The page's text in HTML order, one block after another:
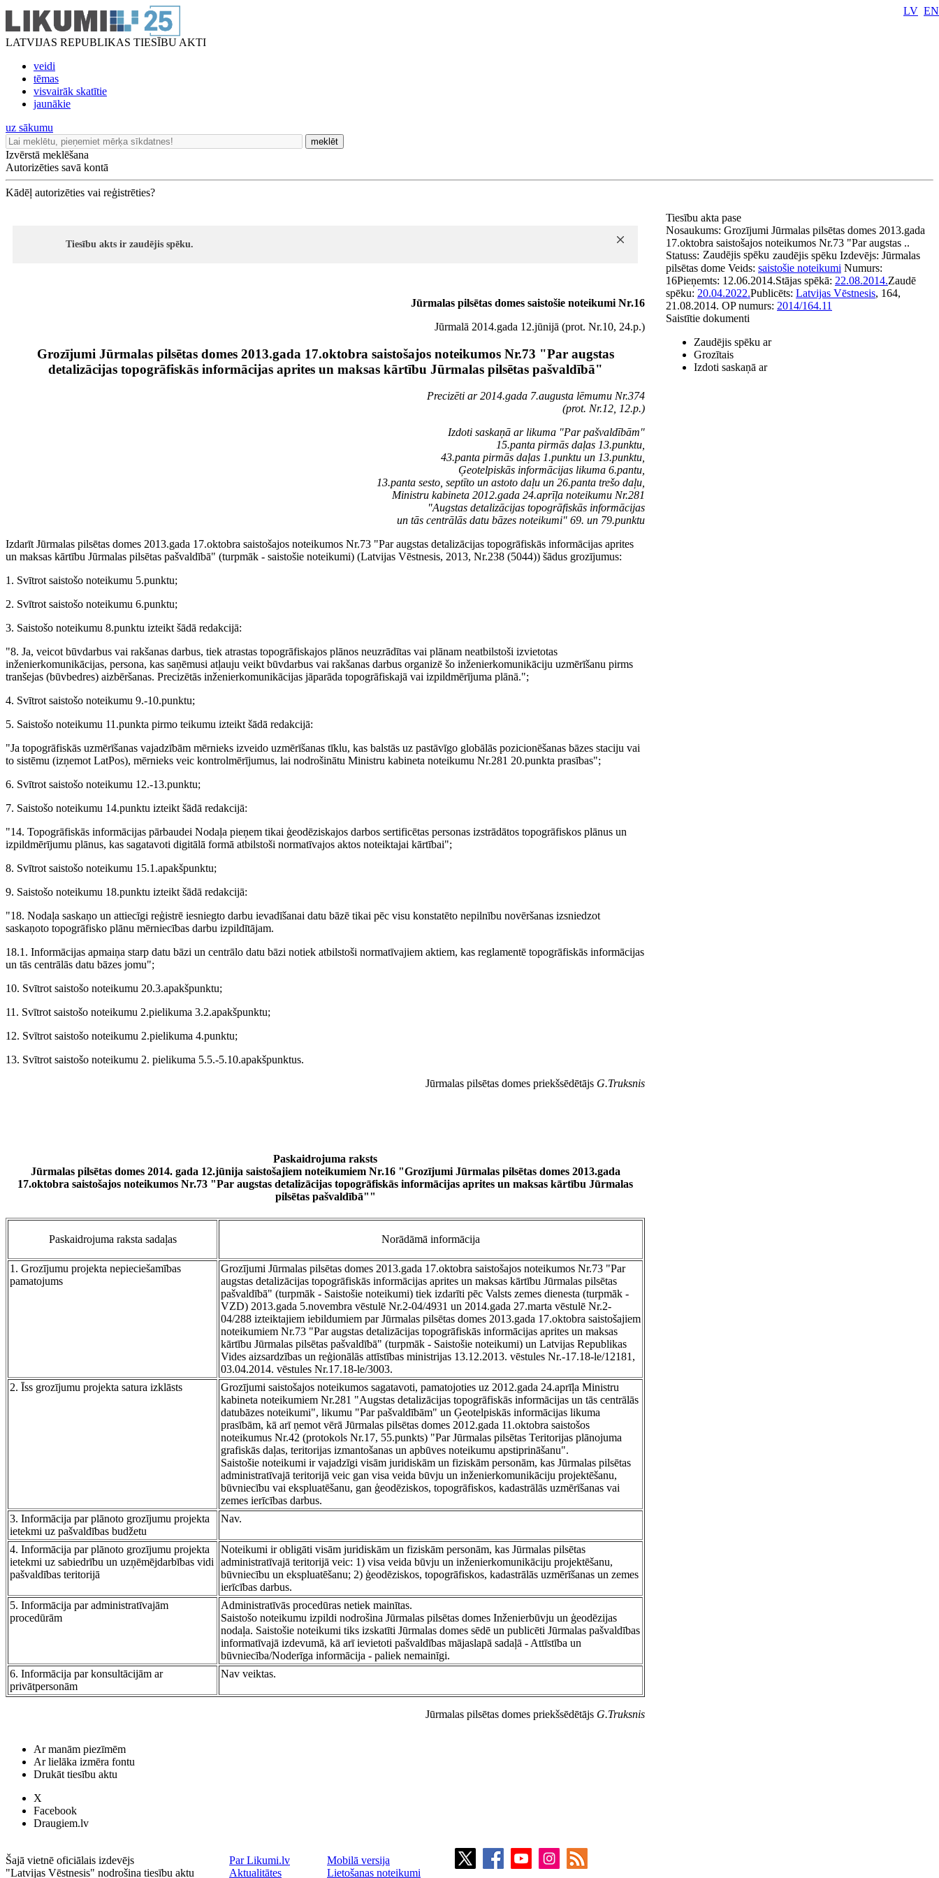
LATVIJAS REPUBLIKAS TIESĪBU AKTI
veidi
tēmas
visvairāk skatītie
jaunākie
LV EN
uz sākumu
meklēt
Izvērstā meklēšana
Autorizēties savā kontā
Kādēļ autorizēties vai reģistrēties?
Tiesību akts ir zaudējis spēku.
Jūrmalas pilsētas domes saistošie noteikumi Nr.16
Jūrmalā 2014.gada 12.jūnijā (prot. Nr.10, 24.p.)
Grozījumi Jūrmalas pilsētas domes 2013.gada 17.oktobra saistošajos noteikumos Nr.73 "Par augstas
detalizācijas topogrāfiskās informācijas aprites un maksas kārtību Jūrmalas pilsētas pašvaldībā"
Precizēti ar 2014.gada 7.augusta lēmumu Nr.374
(prot. Nr.12, 12.p.)
Izdoti saskaņā ar likuma "Par pašvaldībām"
15.panta pirmās daļas 13.punktu,
43.panta pirmās daļas 1.punktu un 13.punktu,
Ģeotelpiskās informācijas likuma 6.pantu,
13.panta sesto, septīto un astoto daļu un 26.panta trešo daļu,
Ministru kabineta 2012.gada 24.aprīļa noteikumu Nr.281
"Augstas detalizācijas topogrāfiskās informācijas
un tās centrālās datu bāzes noteikumi" 69. un 79.punktu
Izdarīt Jūrmalas pilsētas domes 2013.gada 17.oktobra saistošajos noteikumos Nr.73 "Par augstas detalizācijas topogrāfiskās informācijas aprites
un maksas kārtību Jūrmalas pilsētas pašvaldībā" (turpmāk - saistošie noteikumi) (Latvijas Vēstnesis, 2013, Nr.238 (5044)) šādus grozījumus:
1. Svītrot saistošo noteikumu 5.punktu;
2. Svītrot saistošo noteikumu 6.punktu;
3. Saistošo noteikumu 8.punktu izteikt šādā redakcijā:
"8. Ja, veicot būvdarbus vai rakšanas darbus, tiek atrastas topogrāfiskajos plānos neuzrādītas vai plānam neatbilstoši izvietotas
inženierkomunikācijas, persona, kas saņēmusi atļauju veikt būvdarbus vai rakšanas darbus organizē šo inženierkomunikāciju uzmērīšanu pirms
tranšejas (būvbedres) aizbēršanas. Precizētās inženierkomunikācijas jāparāda topogrāfiskajā vai izpildmērījuma plānā.";
4. Svītrot saistošo noteikumu 9.-10.punktu;
5. Saistošo noteikumu 11.punkta pirmo teikumu izteikt šādā redakcijā:
"Ja topogrāfiskās uzmērīšanas vajadzībām mērnieks izveido uzmērīšanas tīklu, kas balstās uz pastāvīgo globālās pozicionēšanas bāzes staciju vai
to sistēmu (izņemot LatPos), mērnieks veic kontrolmērījumus, lai nodrošinātu Ministru kabineta noteikumu Nr.281 20.punkta prasības";
6. Svītrot saistošo noteikumu 12.-13.punktu;
7. Saistošo noteikumu 14.punktu izteikt šādā redakcijā:
"14. Topogrāfiskās informācijas pārbaudei Nodaļa pieņem tikai ģeodēziskajos darbos sertificētas personas izstrādātos topogrāfiskos plānus un
izpildmērījumu plānus, kas sagatavoti digitālā formā atbilstoši normatīvajos aktos noteiktajai kārtībai";
8. Svītrot saistošo noteikumu 15.1.apakšpunktu;
9. Saistošo noteikumu 18.punktu izteikt šādā redakcijā:
"18. Nodaļa saskaņo un attiecīgi reģistrē iesniegto darbu ievadīšanai datu bāzē tikai pēc visu konstatēto nepilnību novēršanas izsniedzot
saskaņoto topogrāfisko plānu mērniecības darbu izpildītājam.
18.1. Informācijas apmaiņa starp datu bāzi un centrālo datu bāzi notiek atbilstoši normatīvajiem aktiem, kas reglamentē topogrāfiskās informācijas
un tās centrālās datu bāzes jomu";
10. Svītrot saistošo noteikumu 20.3.apakšpunktu;
11. Svītrot saistošo noteikumu 2.pielikuma 3.2.apakšpunktu;
12. Svītrot saistošo noteikumu 2.pielikuma 4.punktu;
13. Svītrot saistošo noteikumu 2. pielikuma 5.5.-5.10.apakšpunktus.
Jūrmalas pilsētas domes priekšsēdētājs G.Truksnis
Paskaidrojuma raksts
Jūrmalas pilsētas domes 2014. gada 12.jūnija saistošajiem noteikumiem Nr.16 "Grozījumi Jūrmalas pilsētas domes 2013.gada
17.oktobra saistošajos noteikumos Nr.73 "Par augstas detalizācijas topogrāfiskās informācijas aprites un maksas kārtību Jūrmalas
pilsētas pašvaldībā""
Paskaidrojuma raksta sadaļas Norādāmā informācija
1. Grozījumu projekta nepieciešamības
pamatojums
Grozījumi Jūrmalas pilsētas domes 2013.gada 17.oktobra saistošajos noteikumos Nr.73 "Par
augstas detalizācijas topogrāfiskās informācijas aprites un maksas kārtību Jūrmalas pilsētas
pašvaldībā" (turpmāk - Saistošie noteikumi) tiek izdarīti pēc Valsts zemes dienesta (turpmāk -
VZD) 2013.gada 5.novembra vēstulē Nr.2-04/4931 un 2014.gada 27.marta vēstulē Nr.2-
04/288 izteiktajiem iebildumiem par Jūrmalas pilsētas domes 2013.gada 17.oktobra saistošajiem
noteikumiem Nr.73 "Par augstas detalizācijas topogrāfiskās informācijas aprites un maksas
kārtību Jūrmalas pilsētas pašvaldībā" (turpmāk - Saistošie noteikumi) un Latvijas Republikas
Vides aizsardzības un reģionālās attīstības ministrijas 13.12.2013. vēstules Nr.-17.18-le/12181,
03.04.2014. vēstules Nr.17.18-le/3003.
2. Īss grozījumu projekta satura izklāsts
Grozījumi saistošajos noteikumos sagatavoti, pamatojoties uz 2012.gada 24.aprīļa Ministru
kabineta noteikumiem Nr.281 "Augstas detalizācijas topogrāfiskās informācijas un tās centrālās
datubāzes noteikumi", likumu "Par pašvaldībām" un Ģeotelpiskās informācijas likuma
prasībām, kā arī ņemot vērā Jūrmalas pilsētas domes 2012.gada 11.oktobra saistošos
noteikumus Nr.42 (protokols Nr.17, 55.punkts) "Par Jūrmalas pilsētas Teritorijas plānojuma
grafiskās daļas, teritorijas izmantošanas un apbūves noteikumu apstiprināšanu".
Saistošie noteikumi ir vajadzīgi visām juridiskām un fiziskām personām, kas Jūrmalas pilsētas
administratīvajā teritorijā veic gan visa veida būvju un inženierkomunikāciju projektēšanu,
būvniecību vai ekspluatēšanu, gan ģeodēziskos, topogrāfiskos, kadastrālās uzmērīšanas vai
zemes ierīcības darbus.
3. Informācija par plānoto grozījumu projekta
ietekmi uz pašvaldības budžetu
Nav.
4. Informācija par plānoto grozījumu projekta
ietekmi uz sabiedrību un uzņēmējdarbības vidi
pašvaldības teritorijā
Noteikumi ir obligāti visām juridiskām un fiziskām personām, kas Jūrmalas pilsētas
administratīvajā teritorijā veic: 1) visa veida būvju un inženierkomunikāciju projektēšanu,
būvniecību un ekspluatēšanu; 2) ģeodēziskos, topogrāfiskos, kadastrālās uzmērīšanas un zemes
ierīcības darbus.
5. Informācija par administratīvajām
procedūrām
Administratīvās procedūras netiek mainītas.
Saistošo noteikumu izpildi nodrošina Jūrmalas pilsētas domes Inženierbūvju un ģeodēzijas
nodaļa. Saistošie noteikumi tiks izskatīti Jūrmalas domes sēdē un publicēti Jūrmalas pašvaldības
informatīvajā izdevumā, kā arī ievietoti pašvaldības mājaslapā sadaļā - Attīstība un
būvniecība/Noderīga informācija - paliek nemainīgi.
6. Informācija par konsultācijām ar
privātpersonām
Nav veiktas.
Jūrmalas pilsētas domes priekšsēdētājs G.Truksnis
Tiesību akta pase
Nosaukums: Grozījumi Jūrmalas pilsētas domes 2013.gada
17.oktobra saistošajos noteikumos Nr.73 "Par augstas ..
Statuss: Zaudējis spēku zaudējis spēku Izdevējs: Jūrmalas
pilsētas dome Veids: saistošie noteikumi Numurs:
16Pieņemts: 12.06.2014.Stājas spēkā: 22.08.2014.Zaudē
spēku: 20.04.2022.Publicēts: Latvijas Vēstnesis, 164,
21.08.2014. OP numurs: 2014/164.11
Saistītie dokumenti
Zaudējis spēku ar
Grozītais
Izdoti saskaņā ar
Ar manām piezīmēm
Ar lielāka izmēra fontu
Drukāt tiesību aktu
X
Facebook
Draugiem.lv
Šajā vietnē oficiālais izdevējs
"Latvijas Vēstnesis" nodrošina tiesību aktu
Par Likumi.lv
Aktualitātes
Mobilā versija
Lietošanas noteikumi